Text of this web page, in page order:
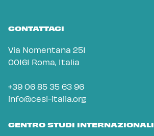
CONTATTACI
Via Nomentana 251
00161 Roma, Italia
+39 06 85 35 63 96
info@cesi-italia.org
CENTRO STUDI INTERNAZIONALI